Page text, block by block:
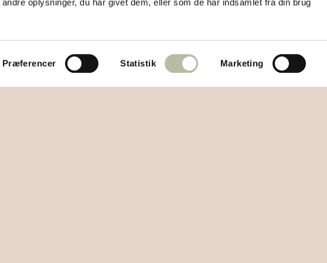
oplysninger, du har givet dem, eller som de har indsamlet fra din brug
Præferencer Statistik Marketing